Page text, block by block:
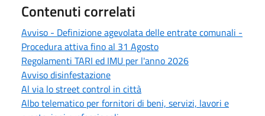
Contenuti correlati
Avviso - Definizione agevolata delle entrate comunali -
Procedura attiva fino al 31 Agosto
Regolamenti TARI ed IMU per l'anno 2026
Avviso disinfestazione
Al via lo street control in città
Albo telematico per fornitori di beni, servizi, lavori e